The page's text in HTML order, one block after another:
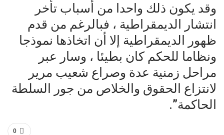
وقد يكون ذلك واحدا من أسباب تأخر
انتشار الديمقراطية ، فبالرغم من قدم
ظهور الديمقراطية إلا أن اتخاذها نموذجا
ونظاما للحكم كان بطيئا ، وسار عبر
مراحل زمنية عدة وصراع شعيب مرير
لانتزاع الحقوق والخلاص من جور السلطة
الحاكمة”.
0